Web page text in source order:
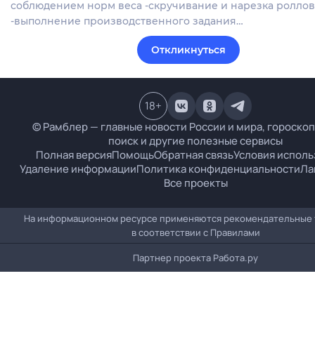
соблюдением норм веса -скручивание и нарезка роллов
-выполнение производственного задания…
Откликнуться
© Рамблер — главные новости России и мира,
поиск и другие полезные сервисы
Полная версияПомощьОбратная связьУсловия
Удаление информацииПолитика конфиденциальности
Все проекты
18+
На информационном ресурсе применяются рекомендательные
в соответствии с Правилами
Партнер проекта Работа.ру